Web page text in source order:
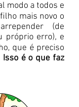
modo a todos e
mais novo o
(de
próprio erro), e
que é preciso
Isso é o que faz